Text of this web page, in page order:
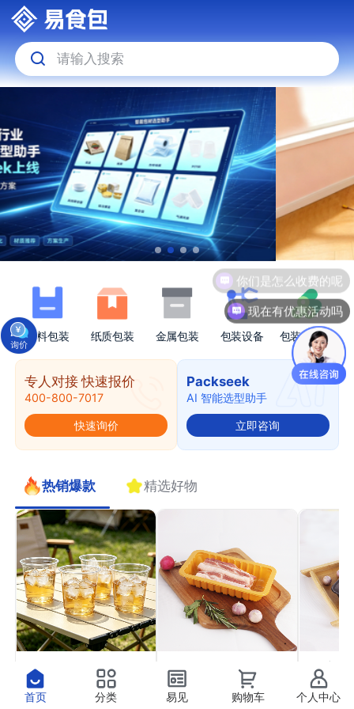
请输入搜索
塑料包装 纸质包装 金属包装 包装设备 包装原材料
专人对接 快速报价
400-800-7017
快速询价
Packseek
AI 智能选型助手
立即咨询
热销爆款 精选好物
PET果切杯11
￥0.41
PP气调托盒22
￥0.37
PP高
￥
首页 分类 易见 购物车 个人中心
你们是怎么收费的呢
现在有优惠活动吗